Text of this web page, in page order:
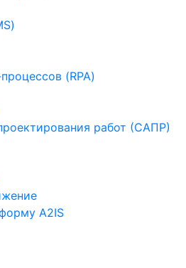
(RPA)
работ (САПР)
A2IS